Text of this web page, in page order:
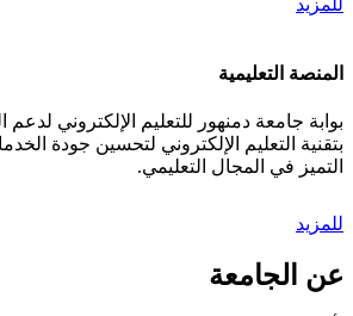
المنصة التعليمية
بوابة جامعة دمنهور للتعليم الإلكتروني
بتقنية التعليم الإلكتروني لتحسين جودة
التميز في المجال التعليمي.
للمزيد
عن الجامعة